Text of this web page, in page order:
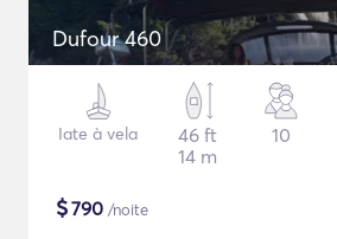
Dufour 460
Iate à vela
46 ft
14 m
10
$790 /noite